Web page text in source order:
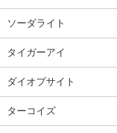
ソーダライト
タイガーアイ
ダイオプサイト
ターコイズ